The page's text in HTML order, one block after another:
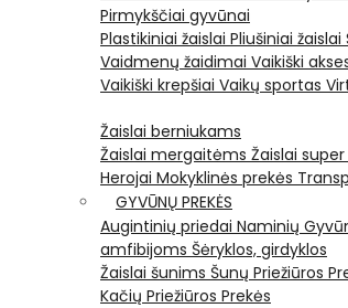
Pirmykščiai gyvūnai
Plastikiniai žaislai Pliušiniai žaislai
Vaidmenų žaidimai Vaikiški
Vaikiški krepšiai Vaikų sportas
Žaislai berniukams
Žaislai mergaitėms Žaislai
Herojai Mokyklinės prekės
GYVŪNŲ PREKĖS
Augintinių priedai Naminių
amfibijoms Šėryklos, girdyklos
Žaislai šunims Šunų Priežiūros
Kačių Priežiūros Prekės